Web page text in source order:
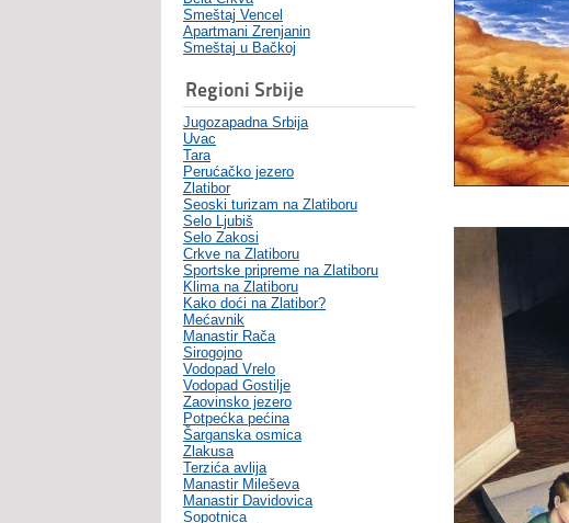
Smeštaj Vencel
Apartmani Zrenjanin
Smeštaj u Bačkoj
Regioni Srbije
Jugozapadna Srbija
Uvac
Tara
Perućačko jezero
Zlatibor
Seoski turizam na Zlatiboru
Selo Ljubiš
Selo Zakosi
Crkve na Zlatiboru
Sportske pripreme na Zlatiboru
Klima na Zlatiboru
Kako doći na Zlatibor?
Mećavnik
Manastir Rača
Sirogojno
Vodopad Vrelo
Vodopad Gostilje
Zaovinsko jezero
Potpećka pećina
Šarganska osmica
Zlakusa
Terzića avlija
Manastir Mileševa
Manastir Davidovica
Sopotnica